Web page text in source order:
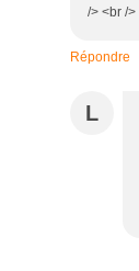
/> <br />
Répondre
L